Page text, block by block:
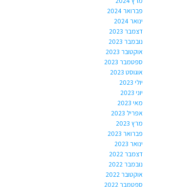
פברואר 2024
ינואר 2024
דצמבר 2023
נובמבר 2023
אוקטובר 2023
ספטמבר 2023
אוגוסט 2023
יולי 2023
יוני 2023
מאי 2023
אפריל 2023
מרץ 2023
פברואר 2023
ינואר 2023
דצמבר 2022
נובמבר 2022
אוקטובר 2022
ספטמבר 2022